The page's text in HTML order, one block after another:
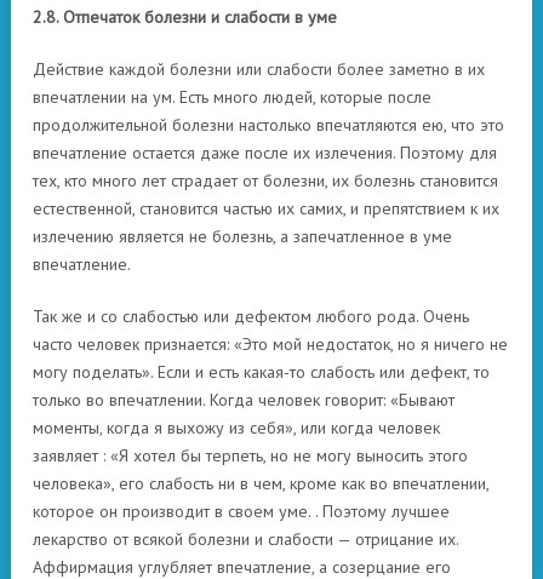
2.8. Отпечаток болезни и слабости в уме
Действие каждой болезни или слабости более заметно в их
впечатлении на ум. Есть много людей, которые после
продолжительной болезни настолько впечатляются ею, что это
впечатление остается даже после их излечения. Поэтому для
тех, кто много лет страдает от болезни, их болезнь становится
естественной, становится частью их самих, и препятствием к их
излечению является не болезнь, а запечатленное в уме
впечатление.
Так же и со слабостью или дефектом любого рода. Очень
часто человек признается: «Это мой недостаток, но я ничего не
могу поделать». Если и есть какая-то слабость или дефект, то
только во впечатлении. Когда человек говорит: «Бывают
моменты, когда я выхожу из себя», или когда человек
заявляет : «Я хотел бы терпеть, но не могу выносить этого
человека», его слабость ни в чем, кроме как во впечатлении,
которое он производит в своем уме. . Поэтому лучшее
лекарство от всякой болезни и слабости — отрицание их.
Аффирмация углубляет впечатление, а созерцание его